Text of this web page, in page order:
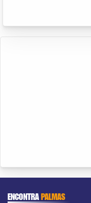
ENCONTRAPALMAS